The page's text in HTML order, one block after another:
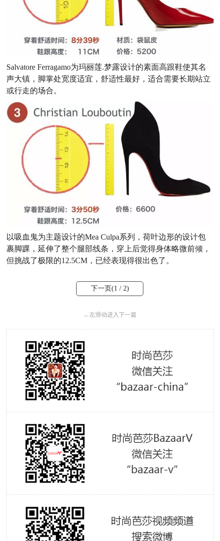
Salvatore Ferragamo为玛丽莲.梦露设计的素面高跟鞋使其名
声大镇，脚掌处宽度适宜，舒适性最好，适合需要长期站立
或行走的场合。
以吸血鬼为主题设计的Mea Culpa系列，荷叶边形的设计包
裹脚踝，延伸了整个腿部线条，穿上后觉得身体略微前倾，
但挑战了极限的12.5CM，已经表现得很出色了。
下一页(1 / 2)
←左滑动进入下一篇